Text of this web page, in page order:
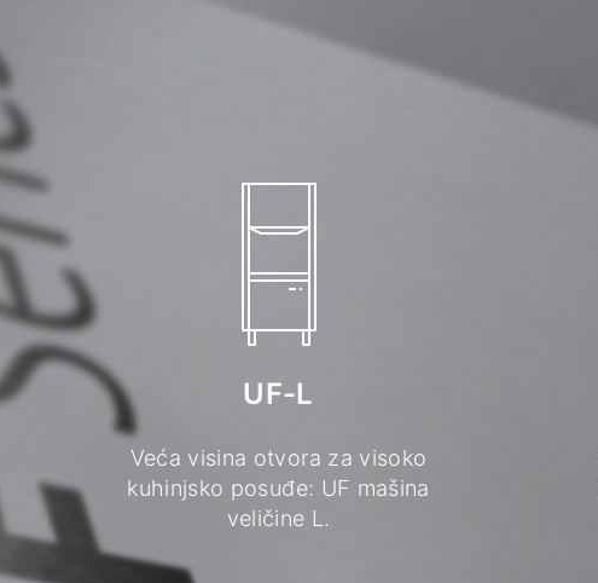
UF-L
Veća visina otvora za visoko
kuhinjsko posuđe: UF mašina
veličine L.